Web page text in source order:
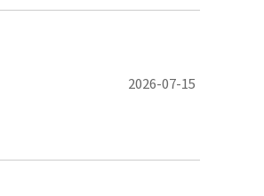
2026-07-15